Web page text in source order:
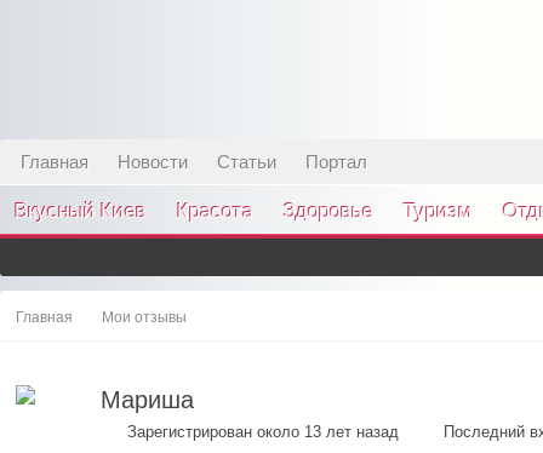
Главная Новости Статьи Портал
Вкусный Киев Красота Здоровье Туризм
Главная Мои отзывы
Мариша
Зарегистрирован около 13 лет назад Последний